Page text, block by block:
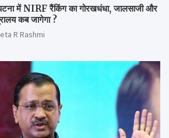
में NIRF रैंकिंग का गोरखधंधा, जालसाजी और
कब जागेगा ?
R Rashmi